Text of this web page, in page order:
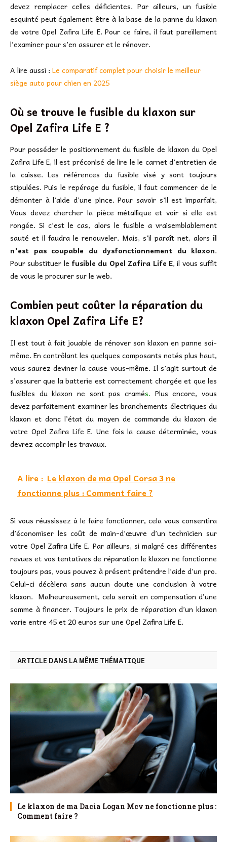
devez remplacer celles déficientes. Par ailleurs, un fusible
esquinté peut également être à la base de la panne du klaxon
de votre Opel Zafira Life E. Pour ce faire, il faut pareillement
l’examiner pour s’en assurer et le rénover.
A lire aussi : Le comparatif complet pour choisir le meilleur
siège auto pour chien en 2025
Où se trouve le fusible du klaxon sur
Opel Zafira Life E ?
Pour posséder le positionnement du fusible de klaxon du Opel
Zafira Life E, il est préconisé de lire le le carnet d’entretien de
la caisse. Les références du fusible visé y sont toujours
stipulées. Puis le repérage du fusible, il faut commencer de le
démonter à l’aide d’une pince. Pour savoir s’il est imparfait,
Vous devez chercher la pièce métallique et voir si elle est
rongée. Si c’est le cas, alors le fusible a vraisemblablement
sauté et il faudra le renouveler. Mais, s’il paraît net, alors il
n’est pas coupable du dysfonctionnement du klaxon.
Pour substituer le fusible du Opel Zafira Life E, il vous suffit
de vous le procurer sur le web.
Combien peut coûter la réparation du
klaxon Opel Zafira Life E?
Il est tout à fait jouable de rénover son klaxon en panne soi-
même. En contrôlant les quelques composants notés plus haut,
vous saurez deviner la cause vous-même. Il s’agit surtout de
s’assurer que la batterie est correctement chargée et que les
fusibles du klaxon ne sont pas cramés. Plus encore, vous
devez parfaitement examiner les branchements électriques du
klaxon et donc l’état du moyen de commande du klaxon de
votre Opel Zafira Life E. Une fois la cause déterminée, vous
devrez accomplir les travaux.
A lire : Le klaxon de ma Opel Corsa 3 ne
fonctionne plus : Comment faire ?
Si vous réussissez à le faire fonctionner, cela vous consentira
d’économiser les coût de main-d’œuvre d’un technicien sur
votre Opel Zafira Life E. Par ailleurs, si malgré ces différentes
revues et vos tentatives de réparation le klaxon ne fonctionne
toujours pas, vous pouvez à présent prétendre l’aide d’un pro.
Celui-ci décèlera sans aucun doute une conclusion à votre
klaxon. Malheureusement, cela serait en compensation d’une
somme à financer. Toujours le prix de réparation d’un klaxon
varie entre 45 et 20 euros sur une Opel Zafira Life E.
ARTICLE DANS LA MÊME THÉMATIQUE
Le klaxon de ma Dacia Logan Mcv ne fonctionne plus :
Comment faire ?